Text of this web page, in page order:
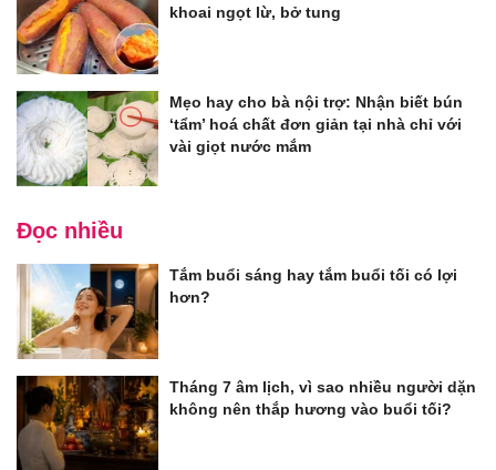
khoai ngọt lừ, bở tung
Mẹo hay cho bà nội trợ: Nhận biết bún
‘tẩm’ hoá chất đơn giản tại nhà chỉ với
vài giọt nước mắm
Đọc nhiều
Tắm buổi sáng hay tắm buổi tối có lợi
hơn?
Tháng 7 âm lịch, vì sao nhiều người dặn
không nên thắp hương vào buổi tối?